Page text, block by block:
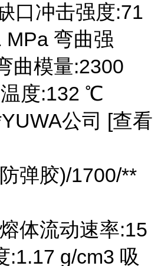
口冲击强度:71
MPa 弯曲强
曲模量:2300
度:132 ℃
公司 [查看
弹胶)/1700/**
体流动速率:15
:1.17 g/cm3 吸